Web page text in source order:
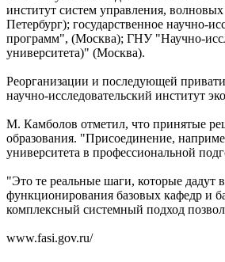
институт систем управления,
Петербург); государственное научно-
программ", (Москва); ГНУ "Научно-
университета)" (Москва).
Реорганизации и последующей
научно-исследовательский институт
М. Камболов отметил, что принятые
образования. "Присоединение,
университета в профессиональной
"Это те реальные шаги, которые дадут
функционирования базовых кафедр и
комплексный системный подход
www.fasi.gov.ru/